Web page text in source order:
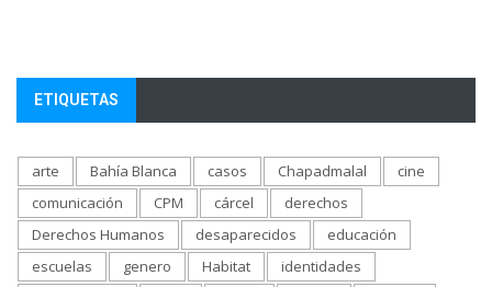
ETIQUETAS
arte Bahía Blanca casos Chapadmalal
cine
comunicación
CPM cárcel
derechos
Derechos Humanos
desaparecidos
educación
escuelas
genero Habitat
identidades